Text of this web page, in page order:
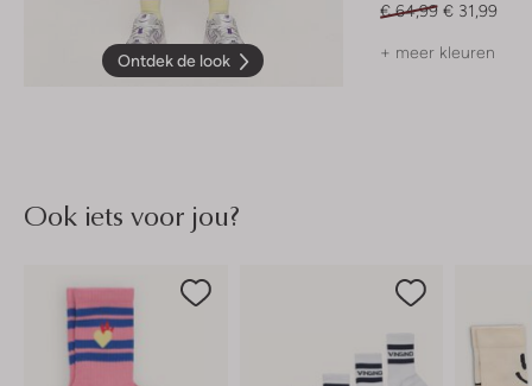
Ontdek de look
€ 64,99 € 31,99
+ meer kleuren
Ook iets voor jou?